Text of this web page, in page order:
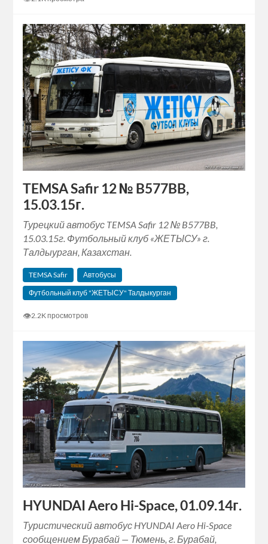
TEMSA Safir 12 № B577BB,
15.03.15г.
Турецкий автобус TEMSA Safir 12 № B577BB,
15.03.15г. Футбольный клуб «ЖЕТЫСУ» г.
Талдыурган, Казахстан.
TEMSA Safir
Автобусы
Футбольный клуб "ЖЕТЫСУ" Талдыкурган
👁2.2K просмотров
HYUNDAI Aero Hi-Space, 01.09.14г.
Туристический автобус HYUNDAI Aero Hi-Space
сообщением Бурабай — Тюмень, г. Бурабай,